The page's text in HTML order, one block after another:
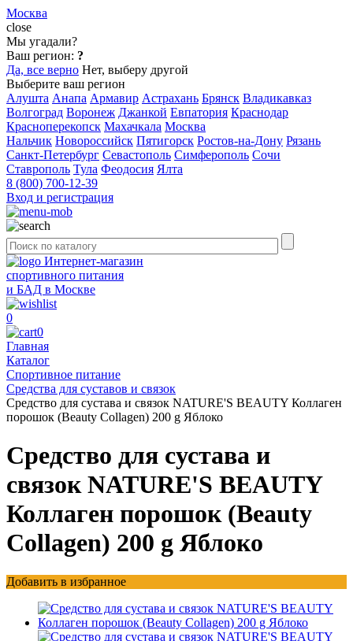
Москва
close
Мы угадали?
Ваш регион: ?
Да, все верно Нет, выберу другой
Выберите ваш регион
Алушта Анапа Армавир Астрахань Брянск Владикавказ
Волгоград Воронеж Джанкой Евпатория Краснодар
Красноперекопск Махачкала Москва
Нальчик Новороссийск Пятигорск Ростов-на-Дону Рязань
Санкт-Петербург Севастополь Симферополь Сочи
Ставрополь Тула Феодосия Ялта
8 (800) 700-12-39
Вход и регистрация
Интернет-магазин
спортивного питания
и БАД в Москве
0
0
Главная
Каталог
Спортивное питание
Средства для суставов и связок
Средство для сустава и связок NATURE'S BEAUTY Коллаген
порошок (Beauty Collagen) 200 g Яблоко
Средство для сустава и
связок NATURE'S BEAUTY
Коллаген порошок (Beauty
Collagen) 200 g Яблоко
Добавить в избранное